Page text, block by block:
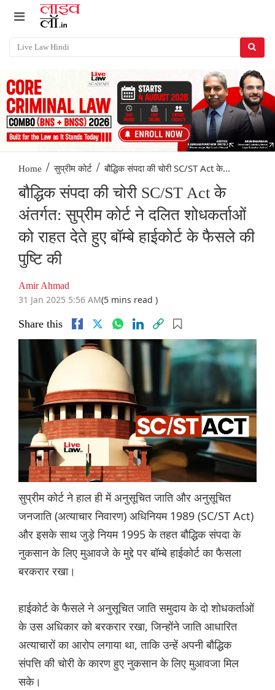
Home / सुप्रीम कोर्ट / बौद्धिक संपदा की चोरी SC/ST Act के...
बौद्धिक संपदा की चोरी SC/ST Act के
अंतर्गत: सुप्रीम कोर्ट ने दलित शोधकर्ताओं
को राहत देते हुए बॉम्बे हाईकोर्ट के फैसले की
पुष्टि की
Amir Ahmad
31 Jan 2025 5:56 AM(5 mins read )
Share this
सुप्रीम कोर्ट ने हाल ही में अनुसूचित जाति और अनुसूचित
जनजाति (अत्याचार निवारण) अधिनियम 1989 (SC/ST Act)
और इसके साथ जुड़े नियम 1995 के तहत बौद्धिक संपदा के
नुकसान के लिए मुआवजे के मुद्दे पर बॉम्बे हाईकोर्ट का फैसला
बरकरार रखा।
हाईकोर्ट के फैसले ने अनुसूचित जाति समुदाय के दो शोधकर्ताओं
के उस अधिकार को बरकरार रखा, जिन्होंने जाति आधारित
अत्याचारों का आरोप लगाया था, ताकि उन्हें अपनी बौद्धिक
संपत्ति की चोरी के कारण हुए नुकसान के लिए मुआवजा मिल
सके।